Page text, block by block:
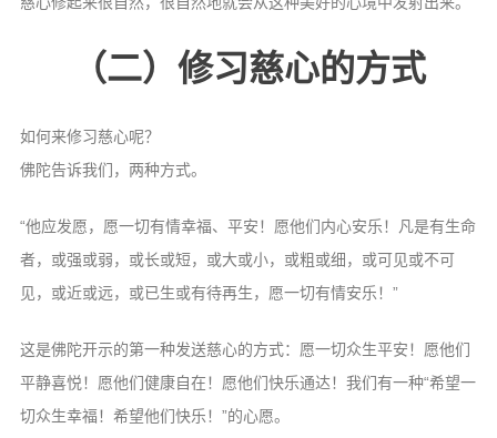
（二）修习慈心的方式
如何来修习慈心呢？
佛陀告诉我们，两种方式。
“他应发愿，愿一切有情幸福、平安！愿他们内心安乐！凡是有生命
者，或强或弱，或长或短，或大或小，或粗或细，或可见或不可
见，或近或远，或已生或有待再生，愿一切有情安乐！”
这是佛陀开示的第一种发送慈心的方式：愿一切众生平安！愿他们
平静喜悦！愿他们健康自在！愿他们快乐通达！我们有一种“希望一
切众生幸福！希望他们快乐！”的心愿。